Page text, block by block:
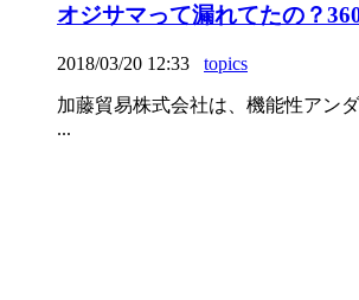
オジサマって漏れてたの？
2018/03/20 12:33 topics
加藤貿易株式会社は、機能性アン
...